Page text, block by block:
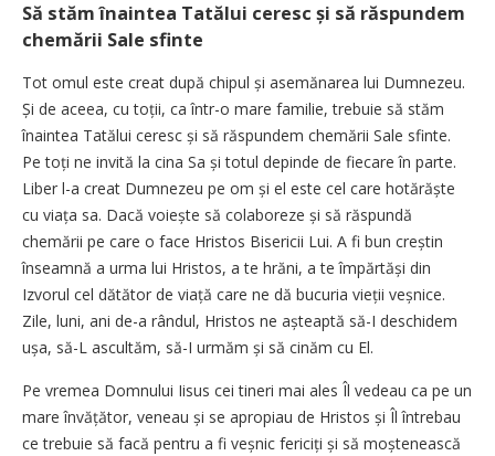
Să stăm înaintea Tatălui ceresc și să răspundem
chemării Sale sfinte
Tot omul este creat după chipul și asemănarea lui Dumnezeu.
Și de aceea, cu toții, ca într-o mare familie, trebuie să stăm
înaintea Tatălui ceresc și să răspundem chemării Sale sfinte.
Pe toți ne invită la cina Sa și totul depinde de fiecare în parte.
Liber l-a creat Dumnezeu pe om și el este cel care hotărăște
cu viața sa. Dacă voiește să colaboreze și să răspundă
chemării pe care o face Hristos Bisericii Lui. A fi bun creștin
înseamnă a urma lui Hristos, a te hrăni, a te împărtăși din
Izvorul cel dătător de viață care ne dă bucuria vieții veșnice.
Zile, luni, ani de-a rândul, Hristos ne așteaptă să-I deschidem
ușa, să-L ascultăm, să-I urmăm și să cinăm cu El.
Pe vremea Domnului Iisus cei tineri mai ales Îl vedeau ca pe un
mare învățător, veneau și se apropiau de Hristos și Îl întrebau
ce trebuie să facă pentru a fi veșnic fericiți și să moștenească